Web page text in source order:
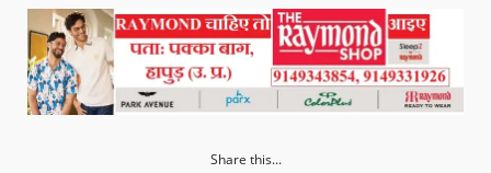
Share this...